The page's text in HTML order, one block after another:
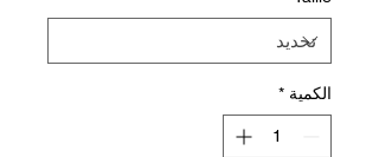
الكمية *